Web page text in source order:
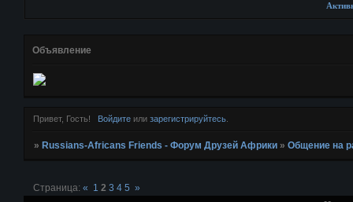
Объявление
Привет, Гость! Войдитеили зарегистрируйтесь.
» Russians-Africans Friends - Форум Друзей Африки »Общение на
Страница:« 1 2 3 4 5 »